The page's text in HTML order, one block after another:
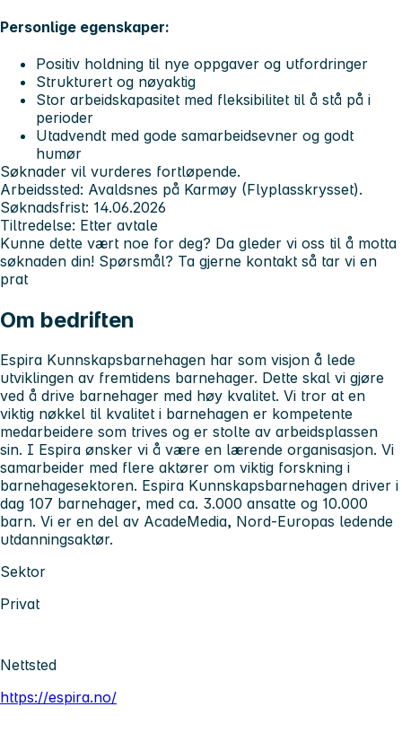
Personlige egenskaper:
Positiv holdning til nye oppgaver og utfordringer
Strukturert og nøyaktig
Stor arbeidskapasitet med fleksibilitet til å stå på i
perioder
Utadvendt med gode samarbeidsevner og godt
humør
Søknader vil vurderes fortløpende.
Arbeidssted: Avaldsnes på Karmøy (Flyplasskrysset).
Søknadsfrist: 14.06.2026
Tiltredelse: Etter avtale
Kunne dette vært noe for deg? Da gleder vi oss til å motta
søknaden din! Spørsmål? Ta gjerne kontakt så tar vi en
prat
Om bedriften
Espira Kunnskapsbarnehagen har som visjon å lede
utviklingen av fremtidens barnehager. Dette skal vi gjøre
ved å drive barnehager med høy kvalitet. Vi tror at en
viktig nøkkel til kvalitet i barnehagen er kompetente
medarbeidere som trives og er stolte av arbeidsplassen
sin. I Espira ønsker vi å være en lærende organisasjon. Vi
samarbeider med flere aktører om viktig forskning i
barnehagesektoren. Espira Kunnskapsbarnehagen driver i
dag 107 barnehager, med ca. 3.000 ansatte og 10.000
barn. Vi er en del av AcadeMedia, Nord-Europas ledende
utdanningsaktør.
Sektor
Privat
Nettsted
https://espira.no/